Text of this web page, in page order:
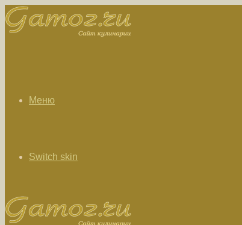
Меню
Switch skin